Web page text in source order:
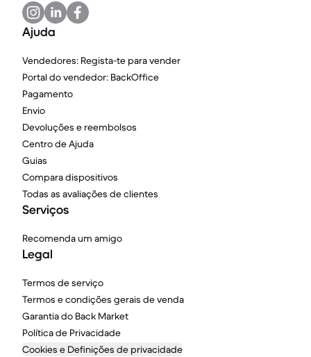
Ajuda
Vendedores: Regista-te para vender
Portal do vendedor: BackOffice
Pagamento
Envio
Devoluções e reembolsos
Centro de Ajuda
Guias
Compara dispositivos
Todas as avaliações de clientes
Serviços
Recomenda um amigo
Legal
Termos de serviço
Termos e condições gerais de venda
Garantia do Back Market
Política de Privacidade
Cookies e Definições de privacidade